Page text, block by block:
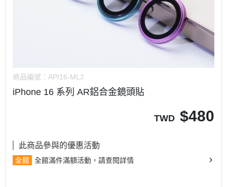
商品編號： API16-ML2
iPhone 16 系列 AR鋁合金鏡頭貼
TWD $480
此商品參與的優惠活動
全館 全館滿件滿額活動，請查閱詳情